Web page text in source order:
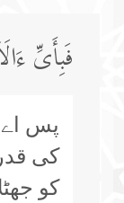
فَبِأَیِّ
پس
کی
کو